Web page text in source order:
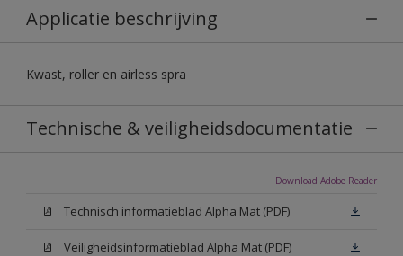
Applicatie beschrijving
Kwast, roller en airless spra
Technische & veiligheidsdocumentatie
Download Adobe Reader
Technisch informatieblad Alpha Mat (PDF)
Veiligheidsinformatieblad Alpha Mat (PDF)